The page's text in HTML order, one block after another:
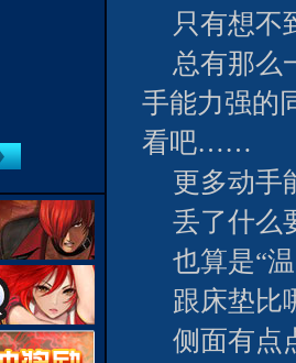
只有想不
总有那么
手能力强的
看吧……
更多动手
丢了什么
也算是“
跟床垫比
侧面有点